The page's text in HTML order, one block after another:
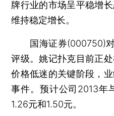
牌行业的市场呈平稳增
维持稳定增长。
国海证券(000750)对
评级。姚记扑克目前正
价格低迷的关键阶段，
事件。预计公司2013年
1.26元和1.50元。